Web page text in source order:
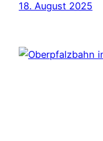
18. August 2025